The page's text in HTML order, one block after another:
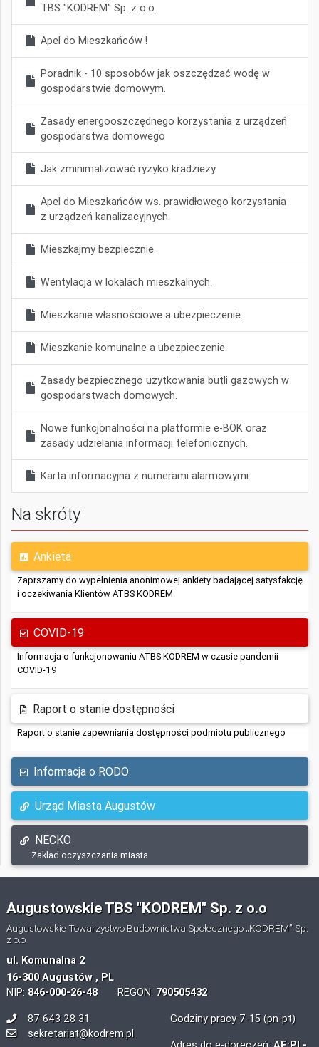
TBS "KODREM" Sp. z o.o.
Apel do Mieszkańców !
Poradnik - 10 sposobów jak oszczędzać wodę w
gospodarstwie domowym.
Zasady energooszczędnego korzystania z urządzeń
gospodarstwa domowego
Jak zminimalizować ryzyko kradzieży.
Apel do Mieszkańców ws. prawidłowego korzystania
z urządzeń kanalizacyjnych.
Mieszkajmy bezpiecznie.
Wentylacja w lokalach mieszkalnych.
Mieszkanie własnościowe a ubezpieczenie.
Mieszkanie komunalne a ubezpieczenie.
Zasady bezpiecznego użytkowania butli gazowych w
gospodarstwach domowych.
Nowe funkcjonalności na platformie e-BOK oraz
zasady udzielania informacji telefonicznych.
Karta informacyjna z numerami alarmowymi.
Na skróty
Ankieta
Zaprszamy do wypełnienia anonimowej ankiety badającej satysfakcję
i oczekiwania Klientów ATBS KODREM
COVID-19
Informacja o funkcjonowaniu ATBS KODREM w czasie pandemii
COVID-19
Raport o stanie dostępności
Raport o stanie zapewniania dostępności podmiotu publicznego
Informacja o RODO
Urząd Miasta Augustów
NECKO
Zakład oczyszczania miasta
Augustowskie TBS "KODREM" Sp. z o.o
Augustowskie Towarzystwo Budownictwa Społecznego „KODREM” Sp.
z o.o
ul. Komunalna 2
16-300 Augustów , PL
NIP: 846-000-26-48REGON: 790505432
87 643 28 31
sekretariat@kodrem.pl
Godziny pracy 7-15 (pn-pt)